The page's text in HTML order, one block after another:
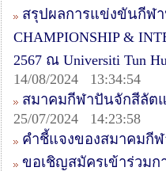
สรุปผลการแข่งขันกีฬา
CHAMPIONSHIP &
2567 ณ Universiti Tun
14/08/2024 13:34:54
สมาคมกีฬาปันจักสีลัต
25/07/2024 14:23:58
คำชี้แจงของสมาคมกี
ขอเชิญสมัครเข้าร่วม